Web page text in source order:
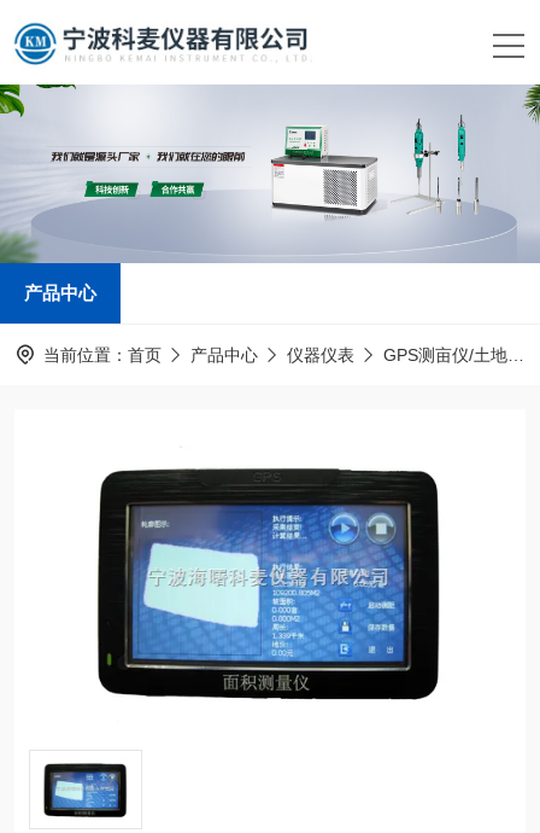
产品中心
当前位置： 首页 产品中心 仪器仪表 GPS测亩仪/土地面积测量仪